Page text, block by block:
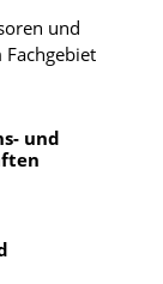
und
und